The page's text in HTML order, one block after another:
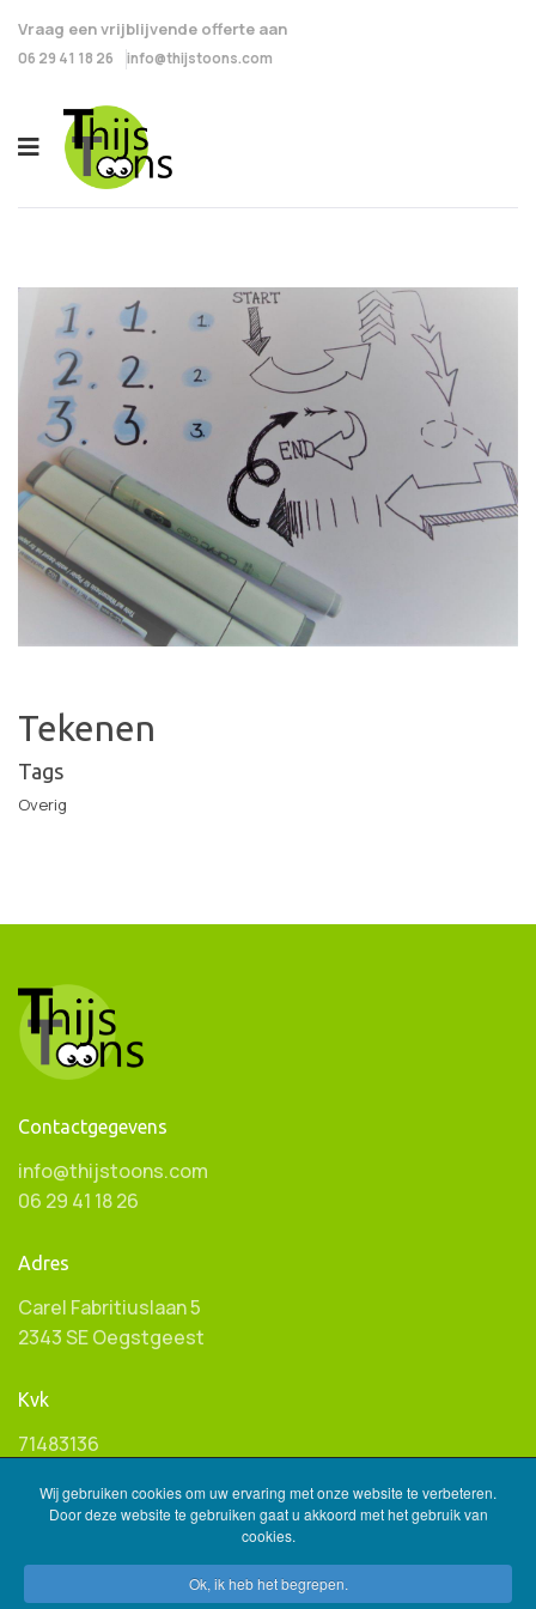
Vraag een vrijblijvende offerte aan
06 29 41 18 26 info@thijstoons.com
Tekenen
Tags
Overig
Contactgegevens
info@thijstoons.com
06 29 41 18 26
Adres
Carel Fabritiuslaan 5
2343 SE Oegstgeest
Kvk
71483136
Btw ID
Wij gebruiken cookies om uw ervaring met onze website te verbeteren.
Door deze website te gebruiken gaat u akkoord met het gebruik van
cookies.
Ok, ik heb het begrepen.